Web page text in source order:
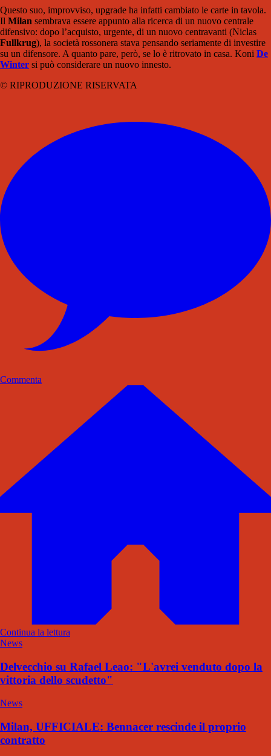
Questo suo, improvviso, upgrade ha infatti cambiato le carte in tavola.
Il Milan sembrava essere appunto alla ricerca di un nuovo centrale
difensivo: dopo l’acquisto, urgente, di un nuovo centravanti (Niclas
Fullkrug), la società rossonera stava pensando seriamente di investire
su un difensore. A quanto pare, però, se lo è ritrovato in casa. Koni De
Winter si può considerare un nuovo innesto.
© RIPRODUZIONE RISERVATA
Commenta
Continua la lettura
News
Delvecchio su Rafael Leao: "L'avrei venduto dopo la
vittoria dello scudetto"
News
Milan, UFFICIALE: Bennacer rescinde il proprio
contratto